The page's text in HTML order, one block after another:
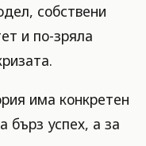
собствени
и по-зряла
има конкретен
бърз успех, а за